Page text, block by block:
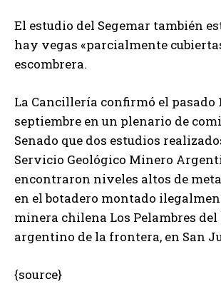
El estudio del Segemar también
hay vegas «parcialmente
escombrera.
La Cancillería confirmó el pasado
septiembre en un plenario de
Senado que dos estudios
Servicio Geológico Minero
encontraron niveles altos de
en el botadero montado
minera chilena Los Pelambres del
argentino de la frontera, en San
{source}